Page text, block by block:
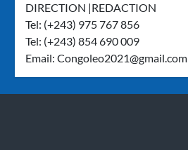
DIRECTION |REDACTION
Tel: (+243) 975 767 856
Tel: (+243) 854 690 009
Email:Congoleo2021@gmail.com